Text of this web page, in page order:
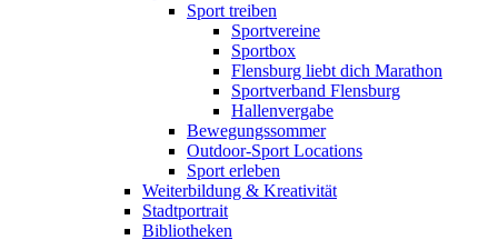
Sport treiben
Sportvereine
Sportbox
Flensburg liebt dich Marathon
Sportverband Flensburg
Hallenvergabe
Bewegungssommer
Outdoor-Sport Locations
Sport erleben
Weiterbildung & Kreativität
Stadtportrait
Bibliotheken